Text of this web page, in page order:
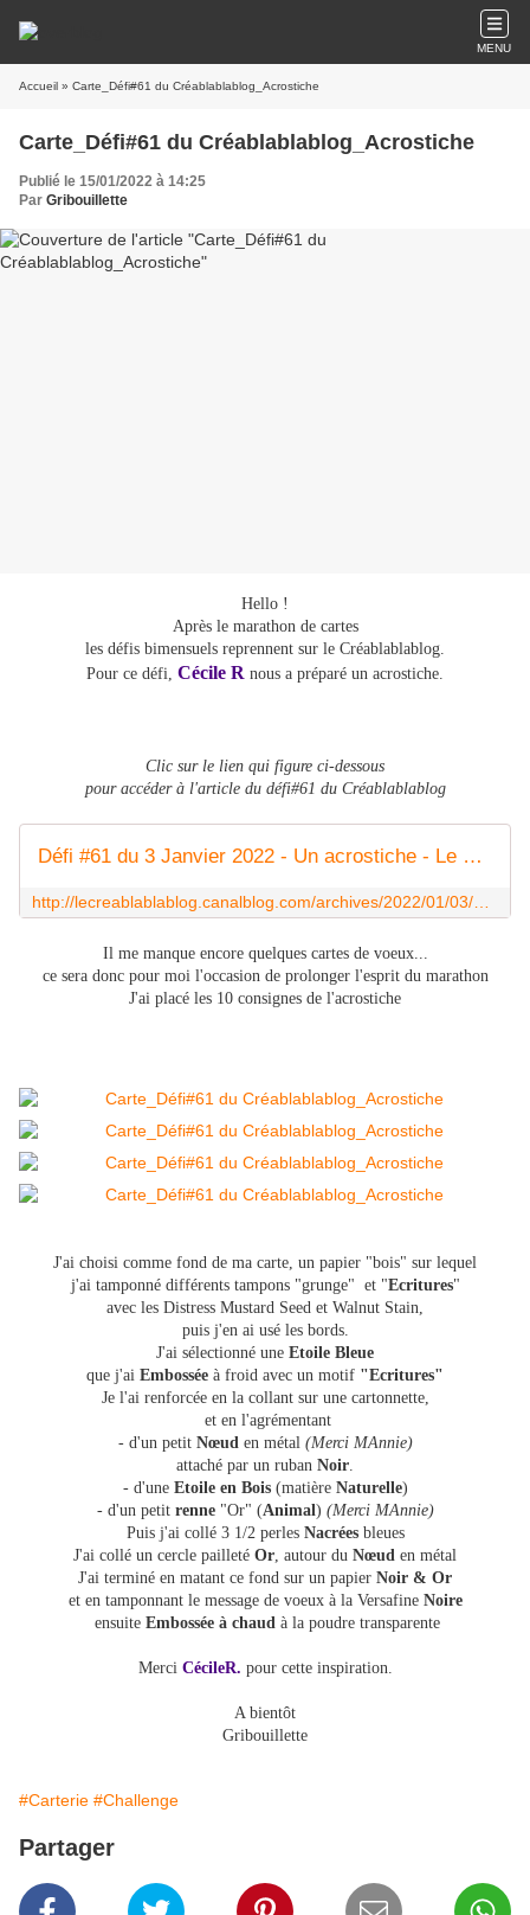
MENU
Accueil » Carte_Défi#61 du Créablablablog_Acrostiche
Carte_Défi#61 du Créablablablog_Acrostiche
Publié le 15/01/2022 à 14:25
Par Gribouillette
Hello !
Après le marathon de cartes
les défis bimensuels reprennent sur le Créablablablog.
Pour ce défi, Cécile R nous a préparé un acrostiche.
Clic sur le lien qui figure ci-dessous
pour accéder à l'article du défi#61 du Créablablablog
Défi #61 du 3 Janvier 2022 - Un acrostiche - Le creablablablog
Il me manque encore quelques cartes de voeux...
ce sera donc pour moi l'occasion de prolonger l'esprit du marathon
J'ai placé les 10 consignes de l'acrostiche
J'ai choisi comme fond de ma carte, un papier "bois" sur lequel
j'ai tamponné différents tampons "grunge" et "Ecritures"
avec les Distress Mustard Seed et Walnut Stain,
puis j'en ai usé les bords.
J'ai sélectionné une Etoile Bleue
que j'ai Embossée à froid avec un motif "Ecritures"
Je l'ai renforcée en la collant sur une cartonnette,
et en l'agrémentant
- d'un petit Nœuden métal (Merci MAnnie)
attaché par un ruban Noir.
- d'une Etoile en Bois(matière Naturelle)
-d'un petit renne"Or" (Animal) (Merci MAnnie)
Puis j'ai collé 3 1/2 perlesNacréesbleues
J'ai collé un cercle pailleté Or, autour du Nœud en métal
J'ai terminé en matant ce fond sur un papier Noir & Or
et en tamponnant le message de voeux à la Versafine Noire
ensuite Embossée à chaud à la poudre transparente
Merci CécileR. pour cette inspiration.
A bientôt
Gribouillette
#Carterie #Challenge
Partager